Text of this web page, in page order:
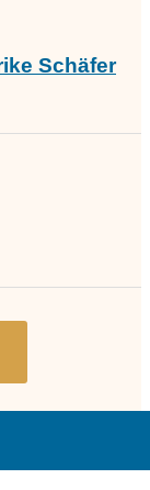
Schäfer